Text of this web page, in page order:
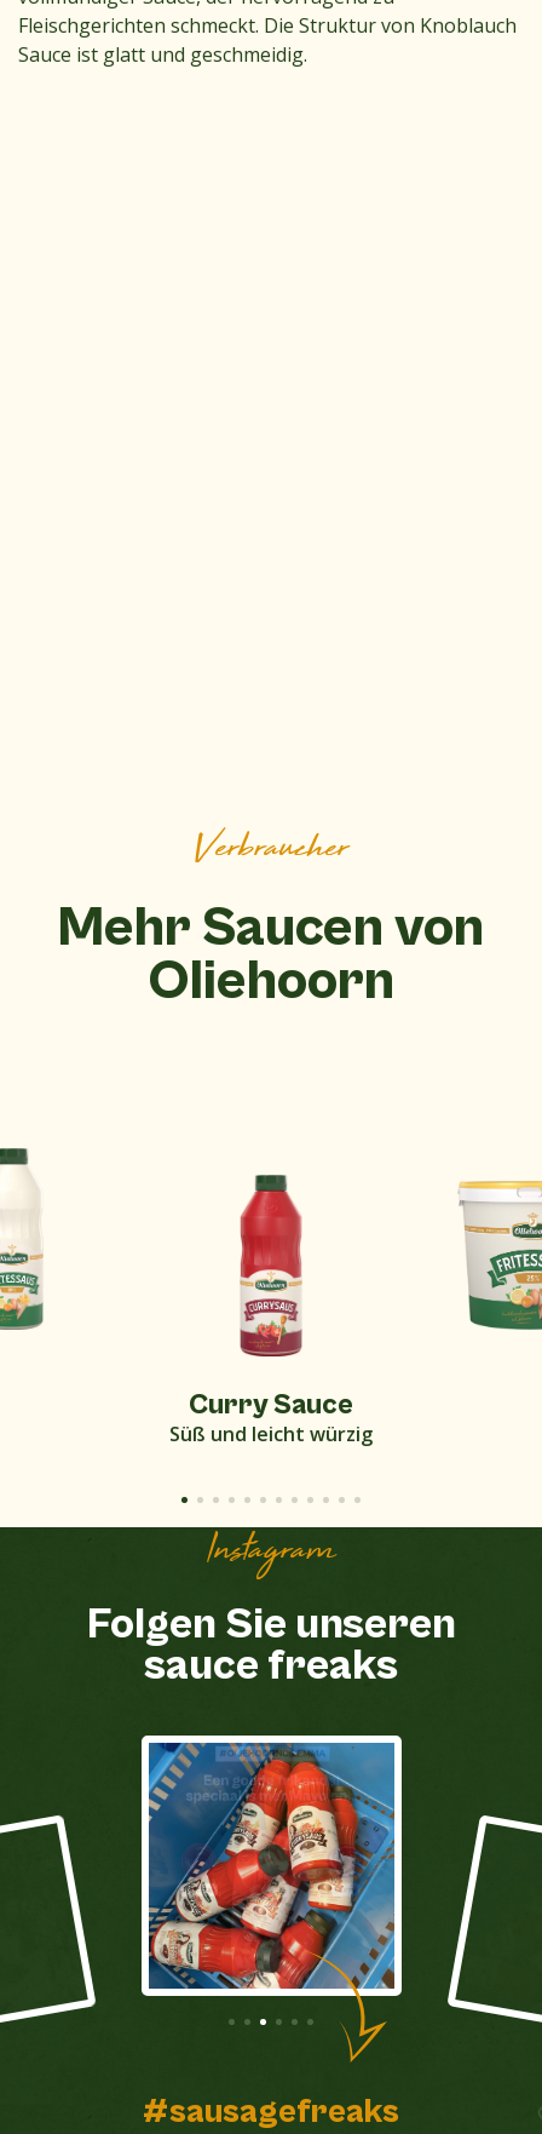
Fleischgerichten schmeckt. Die Struktur von Knoblauch
Sauce ist glatt und geschmeidig.
Verbraucher
Mehr Saucen von
Oliehoorn
Curry Sauce
Süß und leicht würzig
Instagram
Folgen Sie unseren
sauce freaks
#sausagefreaks